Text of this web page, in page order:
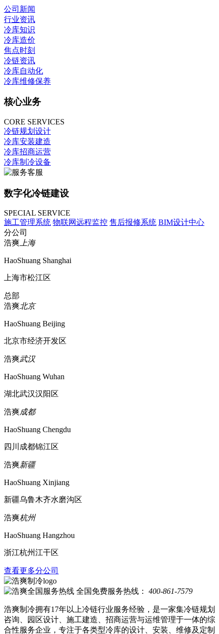
公司新闻
行业资讯
冷库知识
冷库造价
焦点时刻
冷链资讯
冷库自动化
冷库维修保养
核心业务
CORE SERVICES
冷链规划设计
冷库安装建造
冷库招商运营
冷库制冷设备
数字化冷链建设
SPECIAL SERVICE
施工管理系统 物联网远程监控 售后报修系统 BIM设计中心
分公司
浩爽上海
HaoShuang Shanghai
上海市松江区
总部
浩爽北京
HaoShuang Beijing
北京市经济开发区
浩爽武汉
HaoShuang Wuhan
湖北武汉汉阳区
浩爽成都
HaoShuang Chengdu
四川成都锦江区
浩爽新疆
HaoShuang Xinjiang
新疆乌鲁木齐水磨沟区
浩爽杭州
HaoShuang Hangzhou
浙江杭州江干区
查看更多分公司
全国免费服务热线： 400-861-7579
浩爽制冷拥有17年以上冷链行业服务经验，是一家集冷链规划
咨询、园区设计、施工建造、招商运营与运维管理于一体的综
合性服务企业，专注于各类型冷库的设计、安装、维修及定制